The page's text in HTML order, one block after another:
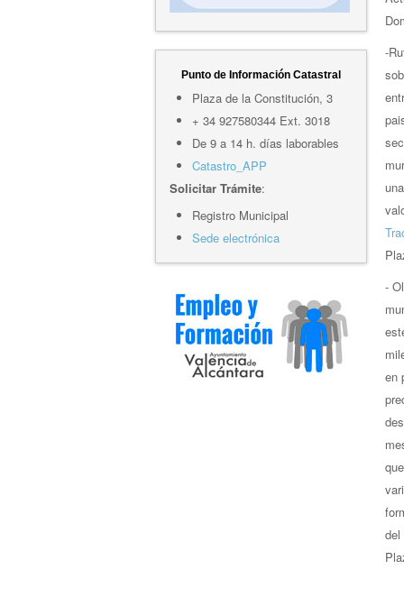
Punto de Información Catastral
Plaza de la Constitución, 3
+ 34 927580344 Ext. 3018
De 9 a 14 h. días laborables
Catastro_APP
Solicitar Trámite:
Registro Municipal
Sede electrónica
-
-
en
del